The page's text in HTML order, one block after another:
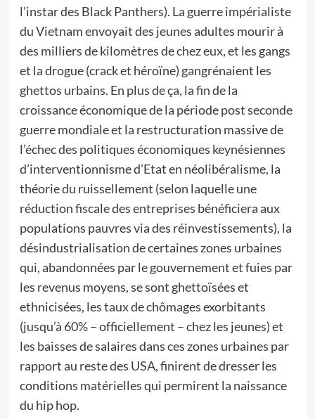
l’instar des Black Panthers). La guerre impérialiste
du Vietnam envoyait des jeunes adultes mourir à
des milliers de kilomètres de chez eux, et les gangs
et la drogue (crack et héroïne) gangrénaient les
ghettos urbains. En plus de ça, la fin de la
croissance économique de la période post seconde
guerre mondiale et la restructuration massive de
l’échec des politiques économiques keynésiennes
d’interventionnisme d’Etat en néolibéralisme, la
théorie du ruissellement (selon laquelle une
réduction fiscale des entreprises bénéficiera aux
populations pauvres via des réinvestissements), la
désindustrialisation de certaines zones urbaines
qui, abandonnées par le gouvernement et fuies par
les revenus moyens, se sont ghettoïsées et
ethnicisées, les taux de chômages exorbitants
(jusqu’à 60% – officiellement – chez les jeunes) et
les baisses de salaires dans ces zones urbaines par
rapport au reste des USA, finirent de dresser les
conditions matérielles qui permirent la naissance
du hip hop.